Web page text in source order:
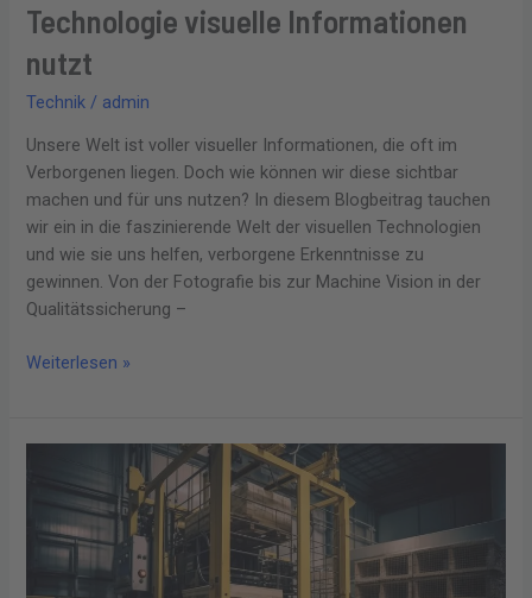
Technologie visuelle Informationen
nutzt
Technik / admin
Unsere Welt ist voller visueller Informationen, die oft im
Verborgenen liegen. Doch wie können wir diese sichtbar
machen und für uns nutzen? In diesem Blogbeitrag tauchen
wir ein in die faszinierende Welt der visuellen Technologien
und wie sie uns helfen, verborgene Erkenntnisse zu
gewinnen. Von der Fotografie bis zur Machine Vision in der
Qualitätssicherung –
Weiterlesen »
der
Logistik:
Alles